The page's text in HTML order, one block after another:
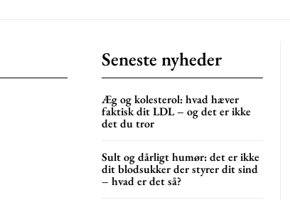
YEARLY PRICING
Seneste nyheder
Æg og kolesterol: hvad hæver
faktisk dit LDL – og det er ikke
det du tror
Sult og dårligt humør: det er ikke
dit blodsukker der styrer dit sind
– hvad er det så?